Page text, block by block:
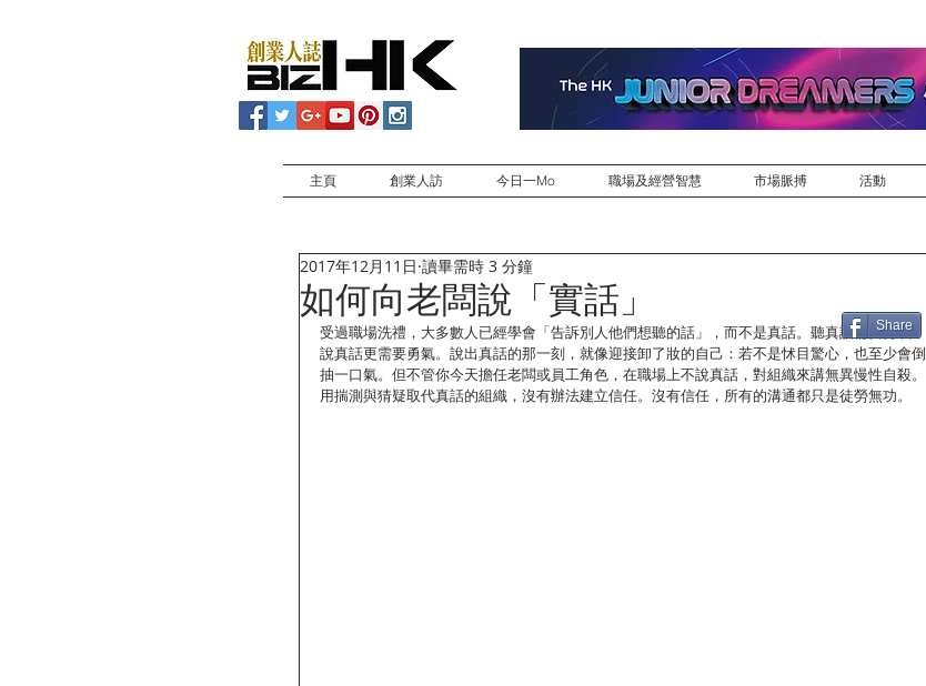
主頁 創業人訪 今日一Mo 職場及經營智慧 市場脈搏 活動
如何向老闆說「實話」
2017年12月11日 讀畢需時 3 分鐘
受過職場洗禮，大多數人已經學會「告訴別人他們想聽的話」，而不是真話。聽真話需要勇氣，
說真話更需要勇氣。說出真話的那一刻，就像迎接卸了妝的自己：若不是怵目驚心，也至少會倒
抽一口氣。但不管你今天擔任老闆或員工角色，在職場上不說真話，對組織來講無異慢性自殺。
用揣測與猜疑取代真話的組織，沒有辦法建立信任。沒有信任，所有的溝通都只是徒勞無功。
Share